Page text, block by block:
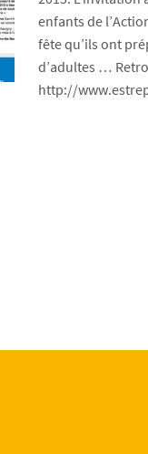
enfants de
fête qu’ils ont
d’adultes …
http://